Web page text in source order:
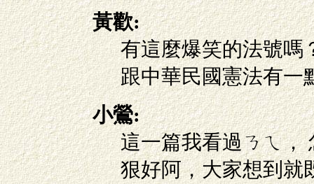
黃歡:
有這麼爆笑的法號嗎
跟中華民國憲法有
小鶯:
這一篇我看過ㄋㄟ，
狠好阿，大家想到就